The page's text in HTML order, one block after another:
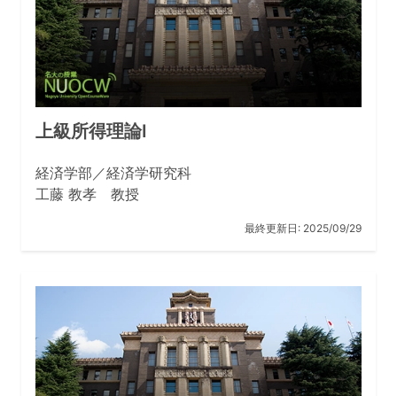
上級所得理論Ⅰ
経済学部／経済学研究科
工藤 教孝 教授
最終更新日: 2025/09/29